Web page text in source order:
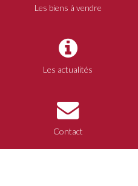
Les biens à vendre
Les actualités
Contact